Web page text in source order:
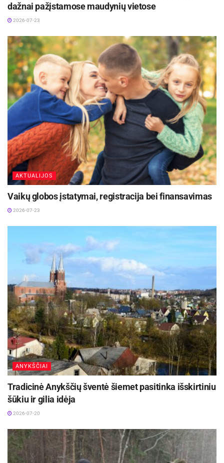
sėkmingos paieškos!
Šaltinis: Utenos apskr. VPK
Žymos: Dingo Dronai Paieška
dažnai pažįstamose maudynių vietose
2026-07-23
AKTUALIJOS
Vaikų globos įstatymai, registracija bei finansavimas
2026-07-23
ANYKŠČIAI
Tradicinė Anykščių šventė šiemet pasitinka išskirtiniu
šūkiu ir gilia idėja
2026-07-20